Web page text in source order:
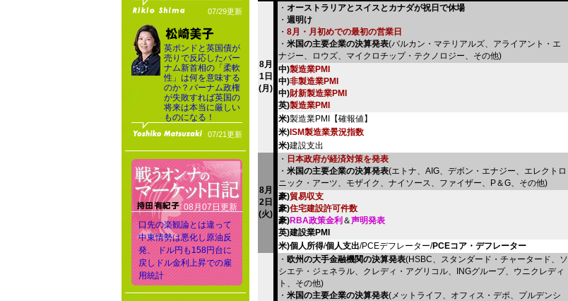
8月
1日
(月)
・ オーストラリアとスイスとカナダが祝日で休場
・ 週明け
・ 8月・月初めでの最初の営業日
・ 米国の主要企業の決算発表(バルカン・マテリアルズ、アライアント・エ
ナジー、ロウズ、マイクロチップ・テクノロジー、その他)
中)製造業PMI
中)非製造業PMI
中)財新製造業PMI
英)製造業PMI
米)製造業PMI【確報値】
米) ISM製造業景況指数
米)建設支出
8月
2日
(火)
・ 日本政府が経済対策を発表
・ 米国の主要企業の決算発表(エトナ、AIG、デボン・エナジー、エレクトロ
ニック・アーツ、モザイク、ナイソース、ファイザー、P＆G、その他)
豪)貿易収支
豪)住宅建設許可件数
豪)RBA政策金利 ＆声明発表
英)建設業PMI
米)個人所得/個人支出/PCEデフレーター/PCEコア・デフレーター
・ 欧州の大手金融機関の決算発表(HSBC、スタンダード・チャータード、ソ
シエテ・ジェネラル、クレディ・アグリコル、INGグループ、ウニクレディ
ト、その他)
・ 米国の主要企業の決算発表(メットライフ、オフィス・デポ、プルデンシ
07/29更新
英ポンドと英国債が
売りで反応したバー
ナム新首相の「柔軟
性」は何を意味する
のか？バーナム政権
が失敗すれば英国の
将来は本当に厳しい
ものになる！
07/21更新
08月07日更新
口先の楽観論とは違って
中東情勢は悪化し原油反
発、 ドル円も158円台に
戻しドル金利上昇での雇
用統計